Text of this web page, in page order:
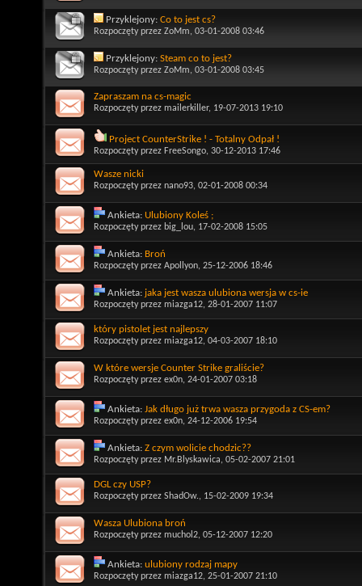
Przyklejony: Co to jest cs?
Rozpoczęty przez ZoMm, 03-01-2008 03:46
Przyklejony: Steam co to jest?
Rozpoczęty przez ZoMm, 03-01-2008 03:45
Zapraszam na cs-magic
Rozpoczęty przez mailerkiller, 19-07-2013 19:10
Project CounterStrike ! - Totalny Odpał !
Rozpoczęty przez FreeSongo, 30-12-2013 17:46
Wasze nicki
Rozpoczęty przez nano93, 02-01-2008 00:34
Ankieta: Ulubiony Koleś ;
Rozpoczęty przez big_lou, 17-02-2008 15:05
Ankieta: Broń
Rozpoczęty przez Apollyon, 25-12-2006 18:46
Ankieta: jaka jest wasza ulubiona wersja w cs-ie
Rozpoczęty przez miazga12, 28-01-2007 11:07
który pistolet jest najlepszy
Rozpoczęty przez miazga12, 04-03-2007 18:10
W które wersje Counter Strike graliście?
Rozpoczęty przez ex0n, 24-01-2007 03:18
Ankieta: Jak długo już trwa wasza przygoda z CS-em?
Rozpoczęty przez ex0n, 24-12-2006 19:54
Ankieta: Z czym wolicie chodzic??
Rozpoczęty przez Mr.Blyskawica, 05-02-2007 21:01
DGL czy USP?
Rozpoczęty przez ShadOw., 15-02-2009 19:34
Wasza Ulubiona broń
Rozpoczęty przez muchol2, 05-12-2007 12:20
Ankieta: ulubiony rodzaj mapy
Rozpoczęty przez miazga12, 25-01-2007 21:10